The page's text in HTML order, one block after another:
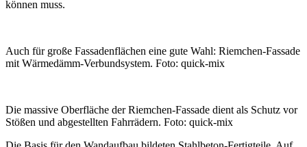
können muss.
Auch für große Fassadenflächen eine gute Wahl: Riemchen-Fassade
mit Wärmedämm-Verbundsystem. Foto: quick-mix
Die massive Oberfläche der Riemchen-Fassade dient als Schutz vor
Stößen und abgestellten Fahrrädern. Foto: quick-mix